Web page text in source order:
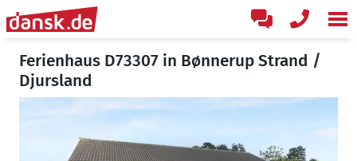
Ferienhaus D73307 in Bønnerup Strand /
Djursland